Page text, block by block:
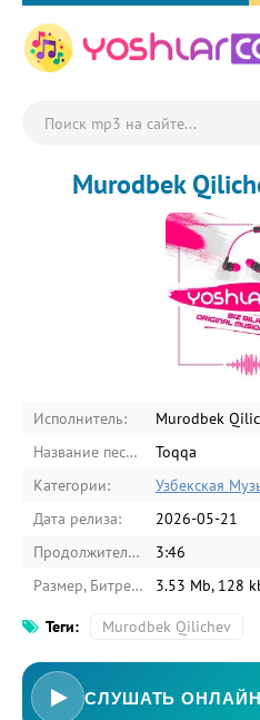
Murodbek
Исполнитель:
Murodbek
Название песни:
Toqqa
Категории:
Узбекская
Дата релиза:
2026-05-21
Продолжительность:
3:46
Размер, Битрейт:
3.53 Mb, 128
Теги: Murodbek Qilichev
СЛУШАТЬ ОНЛАЙН